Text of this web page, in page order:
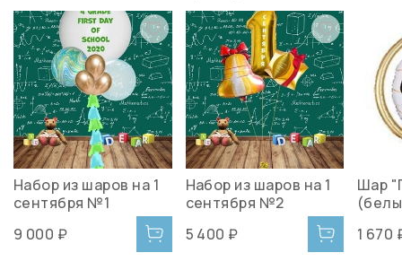
Набор из шаров на 1
сентября №1
9 000 ₽
Набор из шаров на 1
сентября №2
5 400 ₽
Шар
1 670